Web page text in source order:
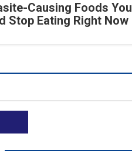
Causing Foods You
Stop Eating Right Now